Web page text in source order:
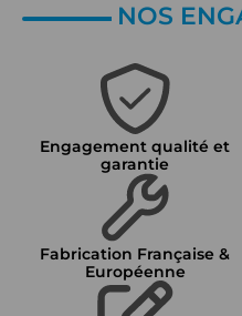
NOS
Engagement qualité et
garantie
Fabrication Française &
Européenne